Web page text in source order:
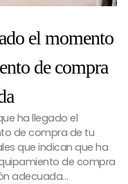
el momento
de compra
ha llegado el
de compra de tu
que indican que ha
de compra
adecuada…